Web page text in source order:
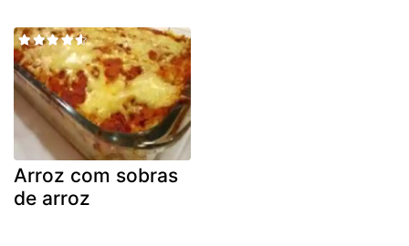
Arroz com sobras
de arroz